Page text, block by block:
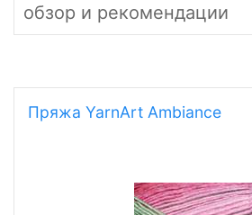
обзор и рекомендации
Пряжа YarnArt Ambiance